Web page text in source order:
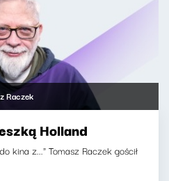
Raczek
Holland
kina z..." Tomasz Raczek gościł